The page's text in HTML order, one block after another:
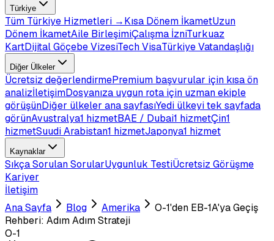
Türkiye
Tüm Türkiye Hizmetleri →Kısa Dönem İkametUzun
Dönem İkametAile BirleşimiÇalışma İzniTurkuaz
KartDijital Göçebe VizesiTech VisaTürkiye Vatandaşlığı
Diğer Ülkeler
Ücretsiz değerlendirmePremium başvurular için kısa ön
analizİletişimDosyanıza uygun rota için uzman ekiple
görüşünDiğer ülkeler ana sayfasıYedi ülkeyi tek sayfada
görünAvustralya1 hizmetBAE / Dubai1 hizmetÇin1
hizmetSuudi Arabistan1 hizmetJaponya1 hizmet
Kaynaklar
Sıkça Sorulan SorularUygunluk TestiÜcretsiz Görüşme
Kariyer
İletişim
Ana Sayfa
Blog Amerika
O-1'den EB-1A'ya Geçiş
Rehberi: Adım Adım Strateji
O-1